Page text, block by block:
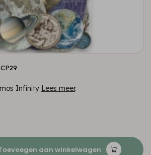
Infinity Lees meer.
aan winkelwagen